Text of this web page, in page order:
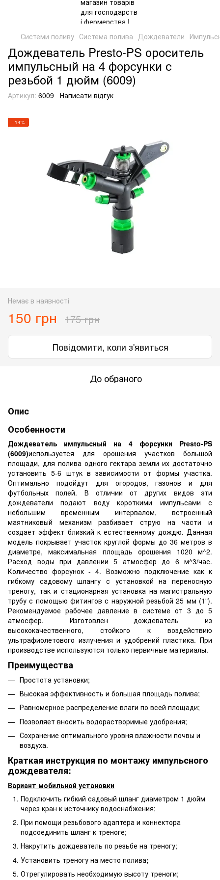
Системи поливу Система полива Дождеватели
Дождеватель Presto-PS ороситель
импульсный на 4 форсунки с
резьбой 1 дюйм (6009)
Артикул: 6009 Написати відгук
−14%
Немає в наявності
150 грн 175 грн
Повідомити, коли з'явиться
До обраного
Опис
Особенности
Дождеватель импульсный на 4 форсунки Presto-PS
(6009)используется для орошения участков большой
площади, для полива одного гектара земли их достаточно
установить 5-6 штук в зависимости от формы участка.
Оптимально подойдут для огородов, газонов и для
футбольных полей. В отличии от других видов эти
дождеватели подают воду короткими импульсами с
небольшим временным интервалом, встроенный
маятниковый механизм разбивает струю на части и
создает эффект близкий к естественному дождю. Данная
модель покрывает участок круглой формы до 36 метров в
диаметре, максимальная площадь орошения 1020 м^2.
Расход воды при давлении 5 атмосфер до 6 м^3/час.
Количество форсунок - 4. Возможно подключение как к
гибкому садовому шлангу с установкой на переносную
треногу, так и стационарная установка на магистральную
трубу с помощью фитингов с наружной резьбой 25 мм (1").
Рекомендуемое рабочее давление в системе от 3 до 5
атмосфер. Изготовлен дождеватель из
высококачественного, стойкого к воздействию
ультрафиолетового излучения и удобрений пластика. При
производстве используются только первичные материалы.
Преимущества
Простота установки;
Высокая эффективность и большая площадь полива;
Равномерное распределение влаги по всей площади;
Позволяет вносить водорастворимые удобрения;
Сохранение оптимального уровня влажности почвы и
воздуха.
Краткая инструкция по монтажу импульсного
дождевателя:
Вариант мобильной установки
Подключить гибкий садовый шланг диаметром 1 дюйм
через кран к источнику водоснабжения;
При помощи резьбового адаптера и коннектора
подсоединить шланг к треноге;
Накрутить дождеватель по резьбе на треногу;
Установить треногу на место полива;
Отрегулировать необходимую высоту треноги;